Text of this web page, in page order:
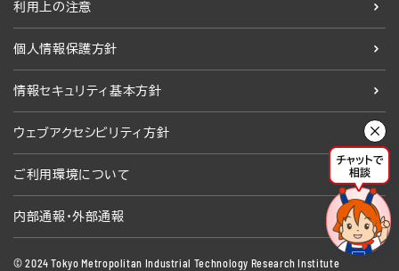
利用上の注意
個人情報保護方針
情報セキュリティ基本方針
ウェブアクセシビリティ方針
ご利用環境について
内部通報・外部通報
© 2024 Tokyo Metropolitan Industrial Technology Research Institute